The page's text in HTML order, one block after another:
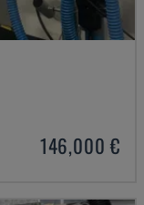
146,000 €